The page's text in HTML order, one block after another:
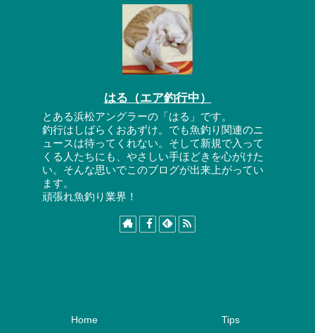
はる（エア釣行中）
とある浜松アングラーの「はる」です。
釣行はしばらくおあずけ。でも魚釣り関連のニ
ュースは待ってくれない。そして新規で入って
くる人たちにも、やさしい手ほどきを心がけた
い。そんな思いでこのブログが出来上がってい
ます。
頑張れ魚釣り業界！
Home Tips